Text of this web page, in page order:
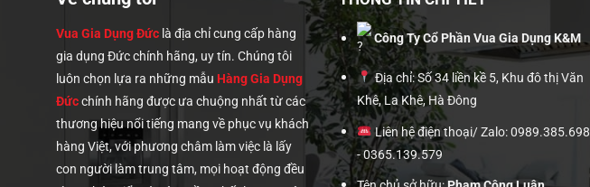
Vua Gia Dụng Đức là địa chỉ cung cấp hàng
gia dụng Đức chính hãng, uy tín. Chúng tôi
luôn chọn lựa ra những mẫu Hàng Gia Dụng
Đứcchính hãng được ưa chuộng nhất từ các
thương hiệu nổi tiếng mang về phục vụ khách
hàng Việt, với phương châm làm việc là lấy
con người làm trung tâm, mọi hoạt động đều
Công Ty Cổ Phần Vua Gia Dụng K&M
Địa chỉ: Số 34 liền kề 5, Khu đô thị Văn
Khê, La Khê, Hà Đông
Liên hệ điện thoại/ Zalo: 0989.385.698
- 0365.139.579